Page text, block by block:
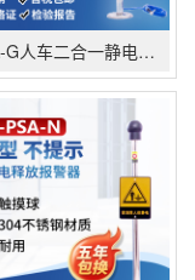
CD-PSA-G人车二合一静电释放报警器